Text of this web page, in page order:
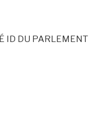
ID DU PARLEMENT